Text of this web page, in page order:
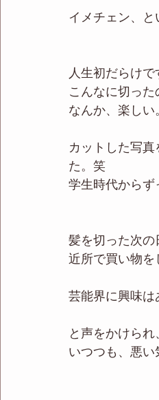
イメチェン、
人生初だらけで
こんなに切った
なんか、楽しい
カットした写
た。笑
学生時代から
髪を切った次の
近所で買い物を
芸能界に興味は
と声をかけら
いつつも、悪い